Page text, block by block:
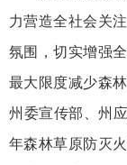
力营造全社会关
氛围，切实增强
最大限度减少森
州委宣传部、州
年森林草原防灭